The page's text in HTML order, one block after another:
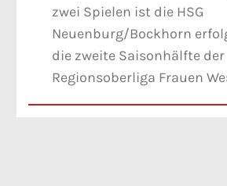
zwei Spielen ist die HSG
Neuenburg/Bockhorn
die zweite Saisonhälfte der
Regionsoberliga Frauen